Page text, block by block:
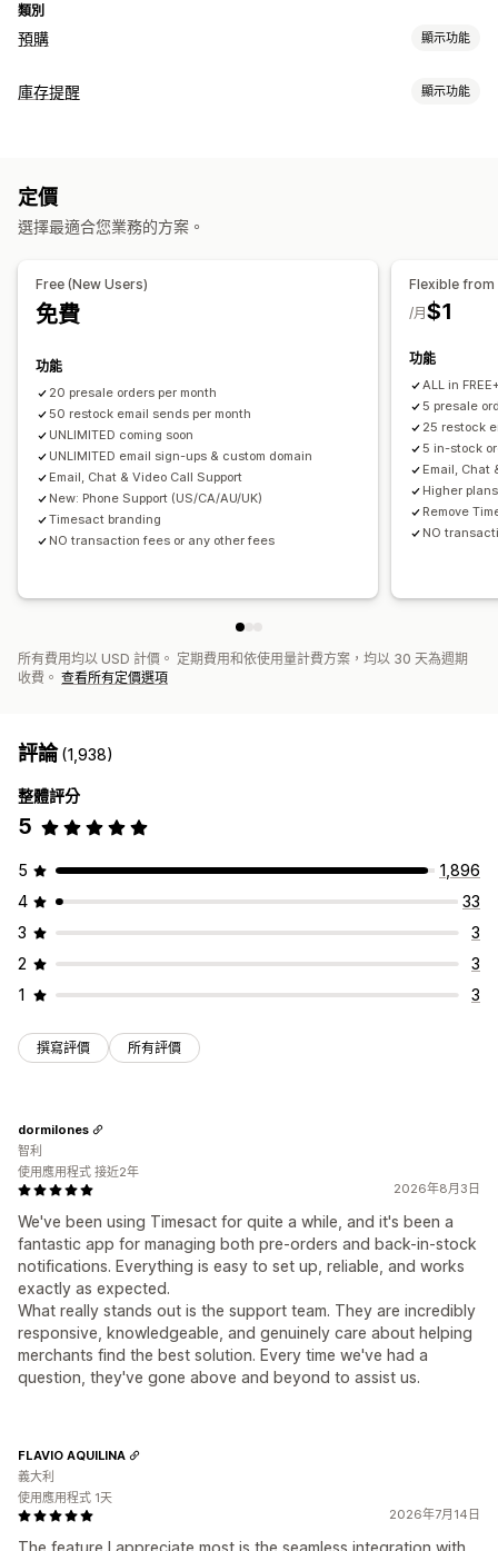
類別
預購 顯示功能
訂單類型
按鈕
電子郵件通知 訂單限制
訂金 部分付款 拆單付款
混合式購物車
庫存提醒 顯示功能
分析與報告
成效報告
定價
選擇最適合您業務的方案。
Free (New Users)
免費
功能
20 presale orders per month
50 restock email sends per month
UNLIMITED coming soon
UNLIMITED email sign-ups & custom domain
Email, Chat & Video Call Support
New: Phone Support (US/CA/AU/UK)
Timesact branding
NO transaction fees or any other fees
Flexible from
$1
/月
功能
ALL in
5 presale
25 restock
5 in-stock
Email, Chat
Higher
Remove
NO
所有費用均以 USD 計價。 定期費用和依使用量計費方案，均以 30 天為週期
收費。 查看所有定價選項
評論(1,938)
整體評分
5
5
1,896
4
33
3
3
2
3
1
3
撰寫評價 所有評價
2026年8月3日
We've been using Timesact for quite a while, and it's been a
fantastic app for managing both pre-orders and back-in-stock
notifications. Everything is easy to set up, reliable, and works
exactly as expected.
What really stands out is the support team. They are incredibly
responsive, knowledgeable, and genuinely care about helping
merchants find the best solution. Every time we've had a
question, they've gone above and beyond to assist us.
dormilones
智利
使用應用程式 接近2年
2026年7月14日
FLAVIO AQUILINA
義大利
使用應用程式 1天